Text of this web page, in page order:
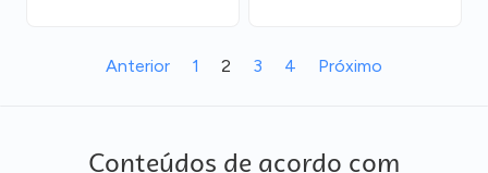
Anterior 1 2 3 4 Próximo
Conteúdos de acordo com